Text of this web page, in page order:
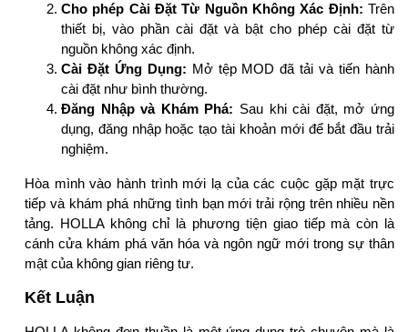
Cho phép Cài Đặt Từ Nguồn Không Xác Định: Trên
thiết bị, vào phần cài đặt và bật cho phép cài đặt từ
nguồn không xác định.
Cài Đặt Ứng Dụng: Mở tệp MOD đã tải và tiến hành
cài đặt như bình thường.
Đăng Nhập và Khám Phá: Sau khi cài đặt, mở ứng
dụng, đăng nhập hoặc tạo tài khoản mới để bắt đầu trải
nghiệm.
Hòa mình vào hành trình mới lạ của các cuộc gặp mặt trực
tiếp và khám phá những tình bạn mới trải rộng trên nhiều nền
tảng. HOLLA không chỉ là phương tiện giao tiếp mà còn là
cánh cửa khám phá văn hóa và ngôn ngữ mới trong sự thân
mật của không gian riêng tư.
Kết Luận